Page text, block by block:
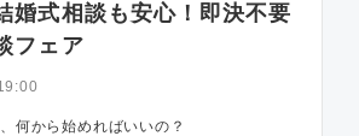
婚式相談も安心！即決不要
フェア
何から始めればいいの？